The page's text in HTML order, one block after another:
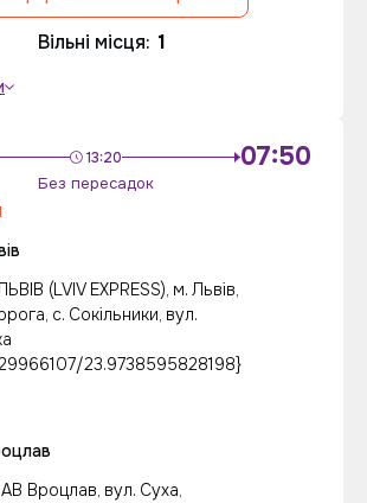
Вільні місця: 1
13:20
Без пересадок
07:50
(LVIV EXPRESS), м. Львів,
с. Сокільники, вул.
23.9738595828198}
Вроцлав, вул. Суха,